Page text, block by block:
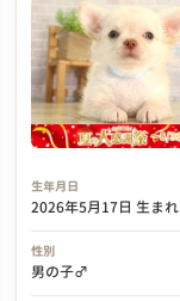
生年月日
2026年5月17日 生まれ
性別
男の子♂